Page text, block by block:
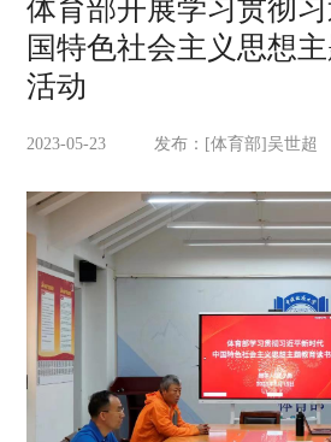
体育部开展学习贯彻
国特色社会主义思想
活动
2023-05-23 发布：[体育部]吴世超